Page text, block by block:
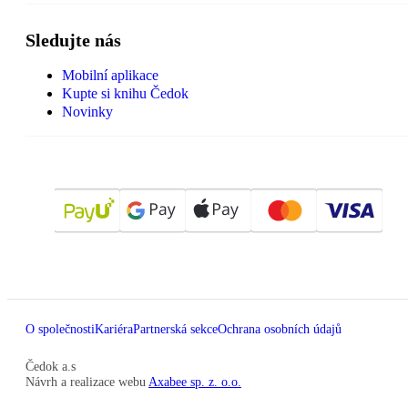
Sledujte nás
Mobilní aplikace
Kupte si knihu Čedok
Novinky
O společnostiKariéraPartnerská sekceOchrana osobních údajů
Čedok a.s
Návrh a realizace webu Axabee sp. z. o.o.